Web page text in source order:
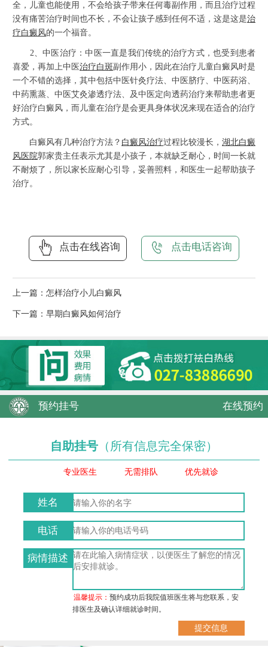
全，儿童也能使用，不会给孩子带来任何毒副作用，而且治疗过程
没有痛苦治疗时间也不长，不会让孩子感到任何不适，这是这是治
疗白癜风的一个福音。
2、中医治疗：中医一直是我们传统的治疗方式，也受到患者
喜爱，再加上中医治疗白斑副作用小，因此在治疗儿童白癜风时是
一个不错的选择，其中包括中医针灸疗法、中医脐疗、中医药浴、
中药熏蒸、中医艾灸渗透疗法、及中医定向透药治疗来帮助患者更
好治疗白癜风，而儿童在治疗是会更具身体状况来现在适合的治疗
方式。
白癜风有几种治疗方法？ 白癜风治疗过程比较漫长， 湖北白癜
风医院郭家贵主任表示尤其是小孩子，本就缺乏耐心，时间一长就
不耐烦了，所以家长应耐心引导，妥善照料，和医生一起帮助孩子
治疗。
点击在线咨询 点击电话咨询
上一篇： 怎样治疗小儿白癜风
下一篇： 早期白癜风如何治疗
预约挂号 在线预约
自助挂号 （所有信息完全保密）
专业医生 无需排队 优先就诊
姓名
电话
病情描述
温馨提示：预约成功后我院值班医生将与您联系，安
排医生及确认详细就诊时间。